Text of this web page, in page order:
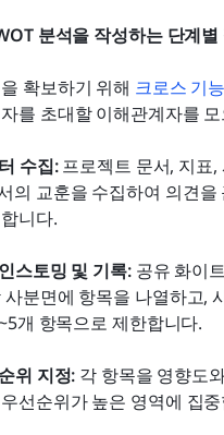
분석을 작성하는 단계별
확보하기 위해 크로스 기
를 초대할 이해관계자를
수집: 프로젝트 문서, 지표,
의 교훈을 수집하여 의견을
니다.
스토밍 및 기록: 공유 화이
분면에 항목을 나열하고,
개 항목으로 제한합니다.
위 지정: 각 항목을 영향도
선순위가 높은 영역에 집